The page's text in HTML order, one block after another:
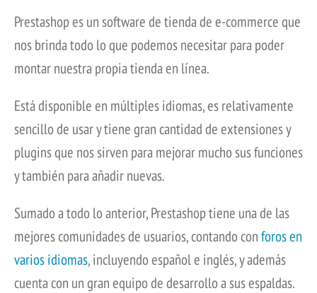
Prestashop es un software de tienda de e-commerce que
nos brinda todo lo que podemos necesitar para poder
montar nuestra propia tienda en línea.
Está disponible en múltiples idiomas, es relativamente
sencillo de usar y tiene gran cantidad de extensiones y
plugins que nos sirven para mejorar mucho sus funciones
y también para añadir nuevas.
Sumado a todo lo anterior, Prestashop tiene una de las
mejores comunidades de usuarios, contando conforos en
varios idiomas, incluyendo español e inglés, y además
cuenta con un gran equipo de desarrollo a sus espaldas.